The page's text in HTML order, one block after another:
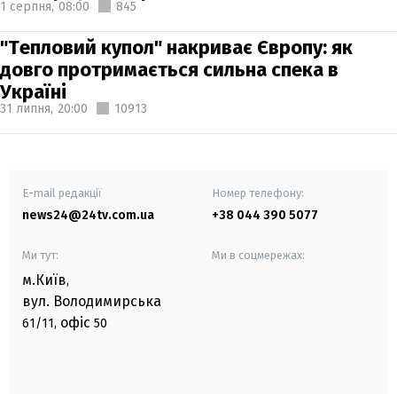
1 серпня, 08:00 845
"Тепловий купол" накриває Європу: як
довго протримається сильна спека в
Україні
31 липня, 20:00 10913
E-mail редакції
news24@24tv.com.ua
Номер телефону:
+38 044 390 5077
Ми тут:
м.Київ,
вул. Володимирська
61/11, офіс 50
Ми в соцмережах: